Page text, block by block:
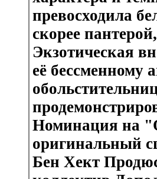
превосходила
скорее
Экзотическая
её
Номинация на
оригинальный
Бен Хект